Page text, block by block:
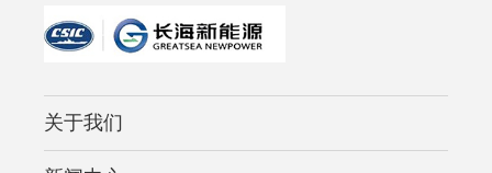
关于我们